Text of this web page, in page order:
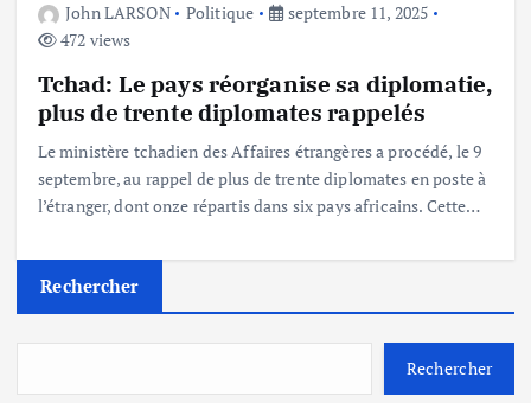
John LARSON Politique
septembre 11, 2025
472 views
Tchad: Le pays réorganise sa diplomatie,
plus de trente diplomates rappelés
Le ministère tchadien des Affaires étrangères a procédé, le 9
septembre, au rappel de plus de trente diplomates en poste à
l’étranger, dont onze répartis dans six pays africains. Cette…
Rechercher
Rechercher